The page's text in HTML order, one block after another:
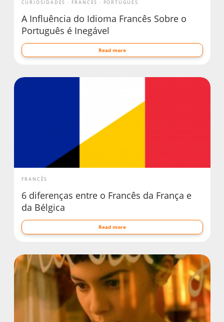
CURIOSIDADES FRANCÊS PORTUGUÊS
A Influência do Idioma Francês Sobre o
Português é Inegável
Read more
FRANCÊS
6 diferenças entre o Francês da França e
da Bélgica
Read more